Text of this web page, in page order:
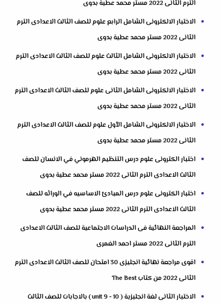
الترم الثانى 2022 مستر محمد عطية بدوى
الاختبار الالكترونى الشامل الرابع علوم للصف الثالث الاعدادى الترم
الثانى 2022 مستر محمد عطية بدوى
الاختبار الالكترونى الشامل الثالث علوم للصف الثالث الاعدادى الترم
الثانى 2022 مستر محمد عطية بدوى
الاختبار الالكترونى الشامل الثانى علوم للصف الثالث الاعدادى الترم
الثانى 2022 مستر محمد عطية بدوى
الاختبار الالكترونى الشامل الأول علوم للصف الثالث الاعدادى الترم
الثانى 2022 مستر محمد عطية بدوى
اختبار الكترونى علوم درس التنظيم الهرموني في الانسان للصف
الثالث الاعدادى الترم الثانى 2022 مستر محمد عطية بدوى
اختبار الكترونى علوم درس المبادئ الاساسيه في الوراثه للصف
الثالث الاعدادى الترم الثانى 2022 مستر محمد عطية بدوى
المراجعة النهائية فى الدراسات الاجتماعية للصف الثالث الاعدادى
الترم الثانى 2022 مستر احمد الغمرى
اقوى مراجعة نهائية انجليزى 30 امتحان للصف الثالث الاعدادى الترم
الثانى 2022 من كتاب The Best
الاختبار الثانى لغة انجليزية ( unit 9 - 10 ) بالاجابات للصف الثالث